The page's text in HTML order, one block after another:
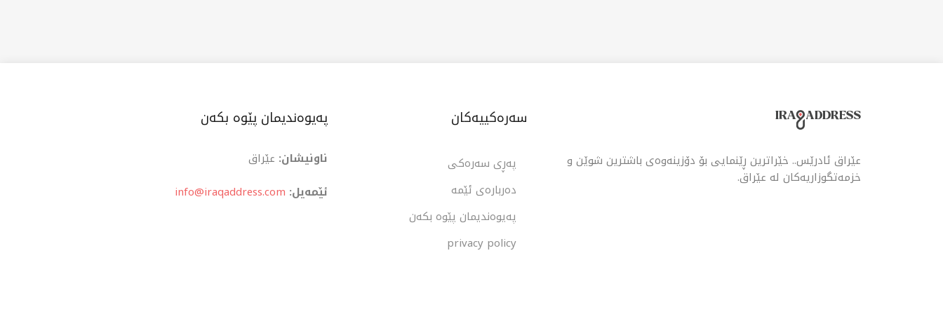
عێراق ئادرێس.. خێراترین ڕێنمایی بۆ دۆزینەوەی باشترین شوێن و
خزمەتگوزاریەکان لە عێراق.
سەرەکییەکان
پەڕی سەرەکی
دەربارەی ئێمە
پەیوەندیمان پێوە بکەن
privacy policy
پەیوەندیمان پێوە بکەن
ناونیشان: عێراق
ئێمەیل: info@iraqaddress.com